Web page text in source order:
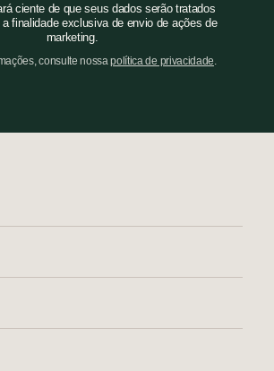
ciente de que seus dados serão tratados
finalidade exclusiva de envio de ações de
marketing.
consulte nossapolítica de privacidade.